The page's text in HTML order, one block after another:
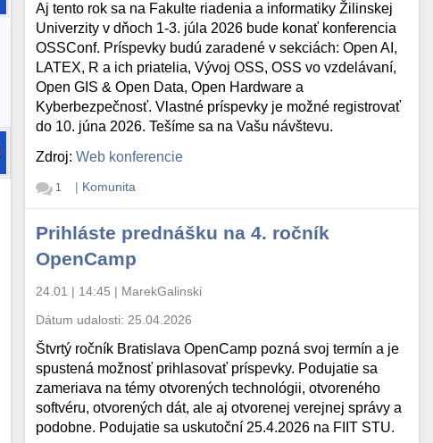
Aj tento rok sa na Fakulte riadenia a informatiky Žilinskej
Univerzity v dňoch 1-3. júla 2026 bude konať konferencia
OSSConf. Príspevky budú zaradené v sekciách: Open AI,
LATEX, R a ich priatelia, Vývoj OSS, OSS vo vzdelávaní,
Open GIS & Open Data, Open Hardware a
Kyberbezpečnosť. Vlastné príspevky je možné registrovať
do 10. júna 2026. Tešíme sa na Vašu návštevu.
Zdroj:Web konferencie
1 | Komunita
Prihláste prednášku na 4. ročník
OpenCamp
24.01 | 14:45 | MarekGalinski
Dátum udalosti: 25.04.2026
Štvrtý ročník Bratislava OpenCamp pozná svoj termín a je
spustená možnosť prihlasovať príspevky. Podujatie sa
zameriava na témy otvorených technológii, otvoreného
softvéru, otvorených dát, ale aj otvorenej verejnej správy a
podobne. Podujatie sa uskutoční 25.4.2026 na FIIT STU.